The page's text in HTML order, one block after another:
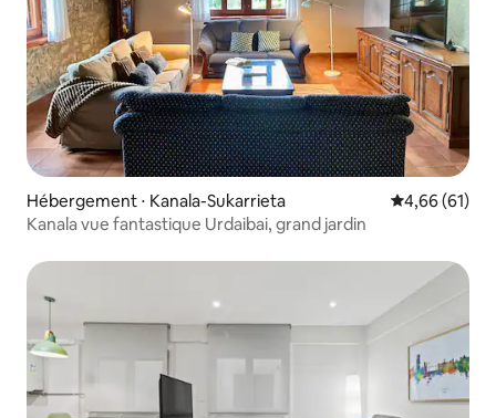
Hébergement ⋅ Kanala-Sukarrieta Évaluation
4,66 (61)
Kanala vue fantastique Urdaibai, grand jardin